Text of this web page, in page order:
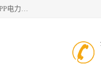
深圳市鑫润通管业有限公司专业生产批发：HDPE管材、热熔管件、HDPE钢丝骨架管、电熔管件、HDPE双壁波纹管、MPP电力管、井盖、PVC管材管件、PPR管材管件等；公司自创建以来，始终秉承“团结、务实、创新、守信”的服务宗旨，凭借专业的服务以及多年的勤奋拼搏，发展成为一家专业销售各种管材管件，绝缘电工套管及配件等系列产品的贸易公司。